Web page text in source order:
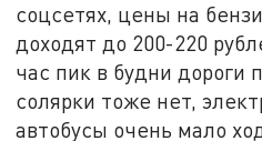
соцсетях, цены на
доходят до 200-220
час пик в будни дороги
солярки тоже нет,
автобусы очень мало